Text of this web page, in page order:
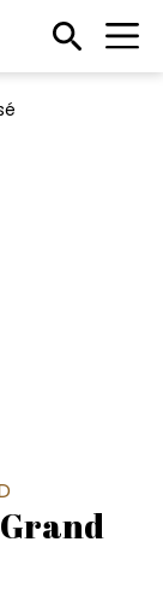
Sökikon